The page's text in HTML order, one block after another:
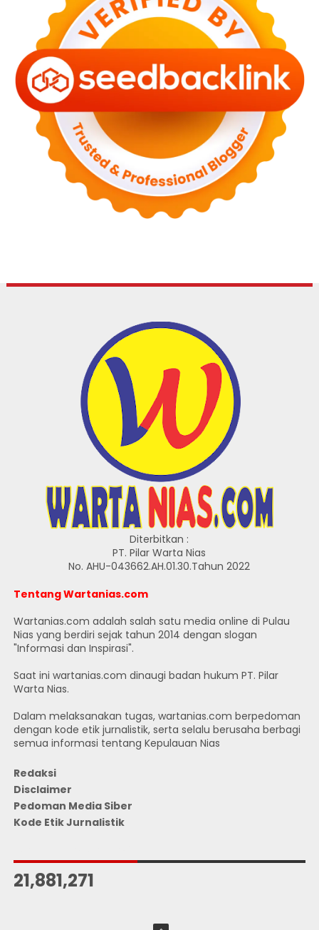
Diterbitkan :
PT. Pilar Warta Nias
No. AHU-043662.AH.01.30.Tahun 2022
Tentang Wartanias.com
Wartanias.com adalah salah satu media online di Pulau
Nias yang berdiri sejak tahun 2014 dengan slogan
"Informasi dan Inspirasi".
Saat ini wartanias.com dinaugi badan hukum PT. Pilar
Warta Nias.
Dalam melaksanakan tugas, wartanias.com berpedoman
dengan kode etik jurnalistik, serta selalu berusaha berbagi
semua informasi tentang Kepulauan Nias
Redaksi
Disclaimer
Pedoman Media Siber
Kode Etik Jurnalistik
21,881,271